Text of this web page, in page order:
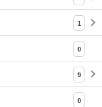
1
0
9
0